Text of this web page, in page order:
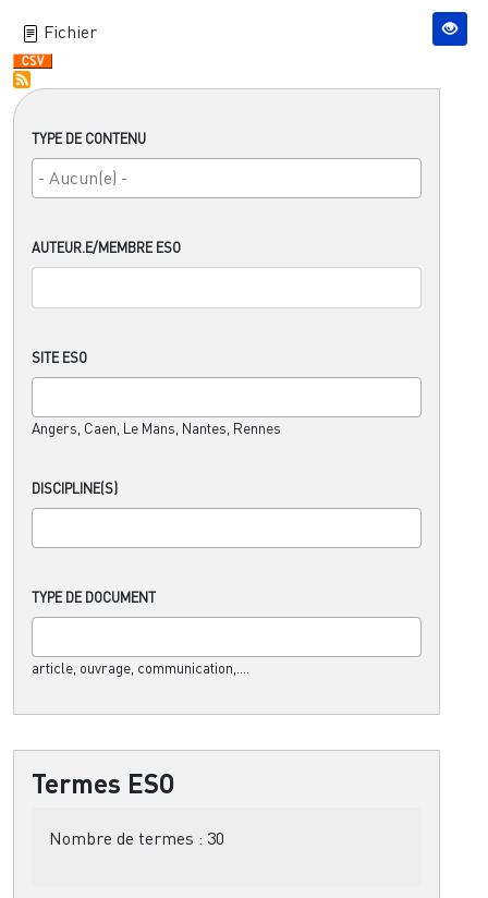
TYPE DE CONTENU
AUTEUR.E/MEMBRE ESO
SITE ESO
Angers, Caen, Le Mans, Nantes, Rennes
DISCIPLINE(S)
TYPE DE DOCUMENT
article, ouvrage, communication,....
Termes ESO
Nombre de termes : 30
Fichier